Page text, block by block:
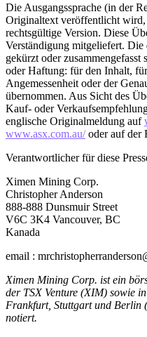
Die Ausgangssprache (in der
Originaltext veröffentlicht
rechtsgültige Version. Diese
Verständigung mitgeliefert. Die
gekürzt oder
oder Haftung: für den Inhalt,
Angemessenheit oder der
übernommen. Aus Sicht des
Kauf- oder
englische Originalmeldung auf
www.asx.com.au/oder auf der
Verantwortlicher für diese
Ximen Mining Corp.
Christopher Anderson
888-888 Dunsmuir Street
V6C 3K4 Vancouver, BC
Kanada
email :
Ximen Mining Corp. ist ein
der TSX Venture (XIM) sowie
Frankfurt, Stuttgart und Berlin
notiert.